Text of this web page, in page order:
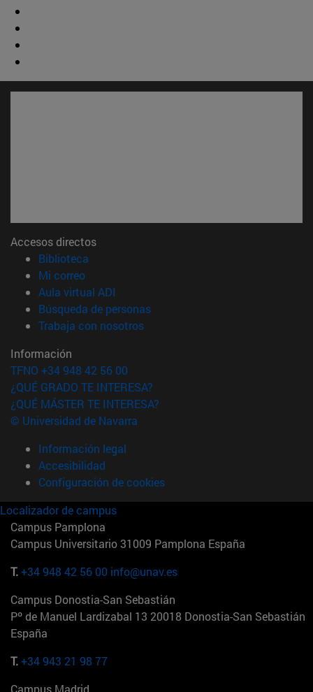
Accesos directos
Biblioteca
Mi correo(abre en nueva ventana)
Aula virtual ADI
Búsqueda de personas(abre en nueva ventana)
Trabaja con nosotros(abre en nueva ventana)
Información
TFNO +34 948 42 56 00
¿QUÉ GRADO TE INTERESA?
¿QUÉ MÁSTER TE INTERESA?
© Universidad de Navarra
Información legal
Accesibilidad
Configuración de cookies
Localizador de campus
Campus Pamplona
Campus Universitario 31009 Pamplona España
T.+34 948 42 56 00 info@unav.es
Campus Donostia-San Sebastián
Pº de Manuel Lardizabal 13 20018 Donostia-San Sebastián
España
T.+34 943 21 98 77
Campus Madrid